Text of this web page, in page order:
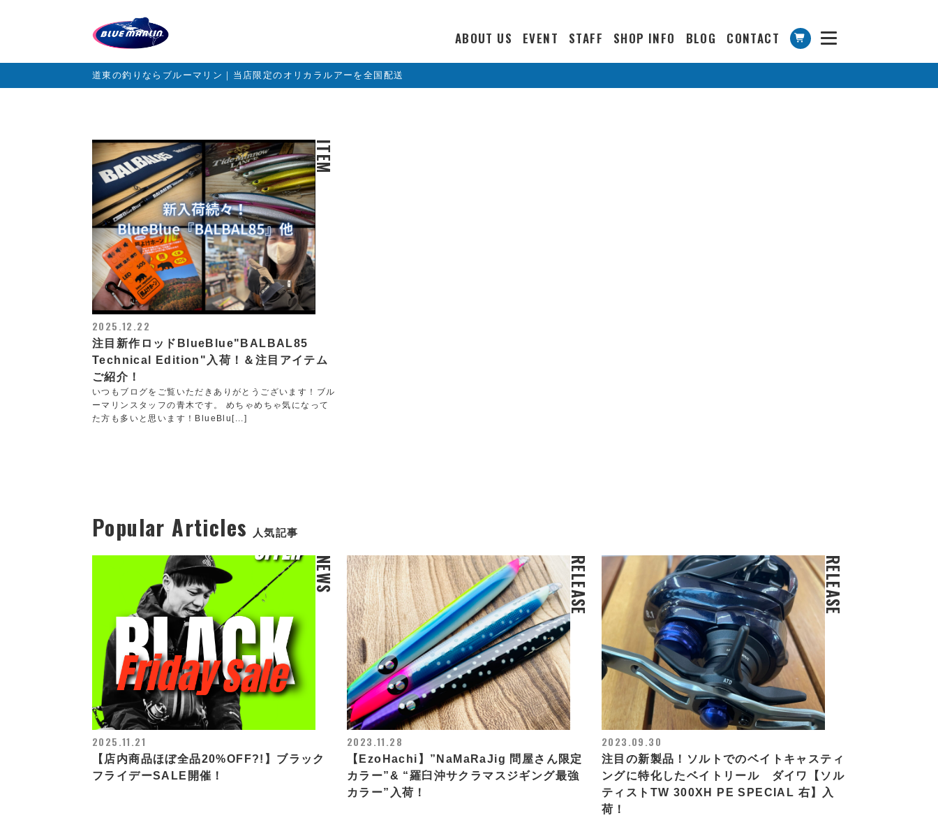
ABOUT US EVENT STAFF SHOP INFO BLOG CONTACT
道東の釣りならブルーマリン｜当店限定のオリカラルアーを全国配送
ITEM
2025.12.22
注目新作ロッドBlueBlue"BALBAL85
Technical Edition"入荷！＆注目アイテム
ご紹介！
いつもブログをご覧いただきありがとうございます！ブル
ーマリンスタッフの青木です。 めちゃめちゃ気になって
た方も多いと思います！BlueBlu[...]
Popular Articles 人気記事
NEWS
2025.11.21
【店内商品ほぼ全品20%OFF?!】ブラック
フライデーSALE開催！
RELEASE
2023.11.28
【EzoHachi】”NaMaRaJig 問屋さん限定
カラー”& “羅臼沖サクラマスジギング最強
カラー”入荷！
RELEASE
2023.09.30
注目の新製品！ソルトでのベイトキャスティ
ングに特化したベイトリール ダイワ【ソル
ティストTW 300XH PE SPECIAL 右】入
荷！